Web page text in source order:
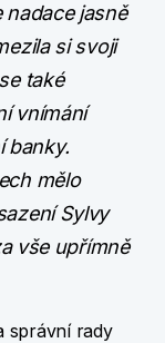
nadace jasně
si svoji
také
vnímání
banky.
mělo
Sylvy
vše upřímně
správní rady